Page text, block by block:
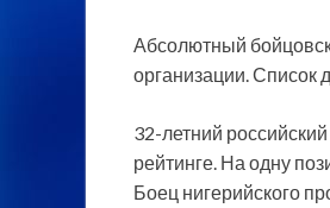
Абсолютный
организации. Список
32-летний
рейтинге. На одну
Боец нигерийского